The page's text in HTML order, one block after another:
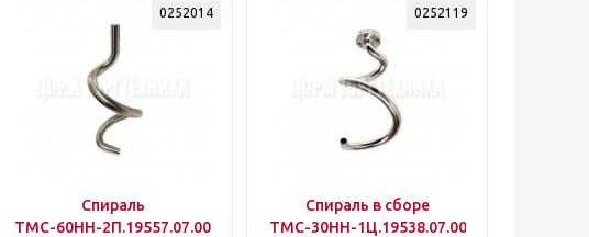
0252014
Спираль
ТМС-60НН-2П.19557.07.00.001
0252119
Спираль в сборе
ТМС-30НН-1Ц.19538.07.00.000СБ